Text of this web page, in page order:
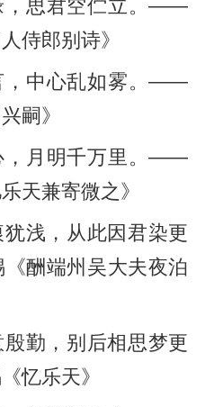
，思君空伫立。——
侍郎别诗》
，中心乱如雾。——
嗣》
，月明千万里。——
天兼寄微之》
浅，从此因君染更
酬端州吴大夫夜泊
勤，别后相思梦更
忆乐天》